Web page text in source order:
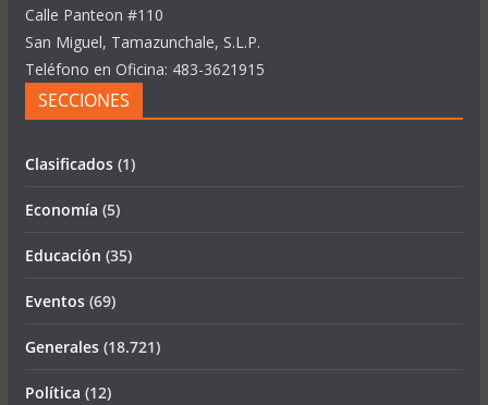
Calle Panteon #110
San Miguel, Tamazunchale, S.L.P.
Teléfono en Oficina: 483-3621915
SECCIONES
Clasificados(1)
Economía (5)
Educación (35)
Eventos(69)
Generales(18.721)
Política (12)